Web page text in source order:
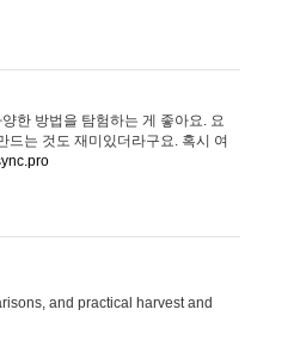
한 방법을 탐험하는 게 좋아요. 요
드는 것도 재미있더라구요. 혹시 여
and practical harvest and